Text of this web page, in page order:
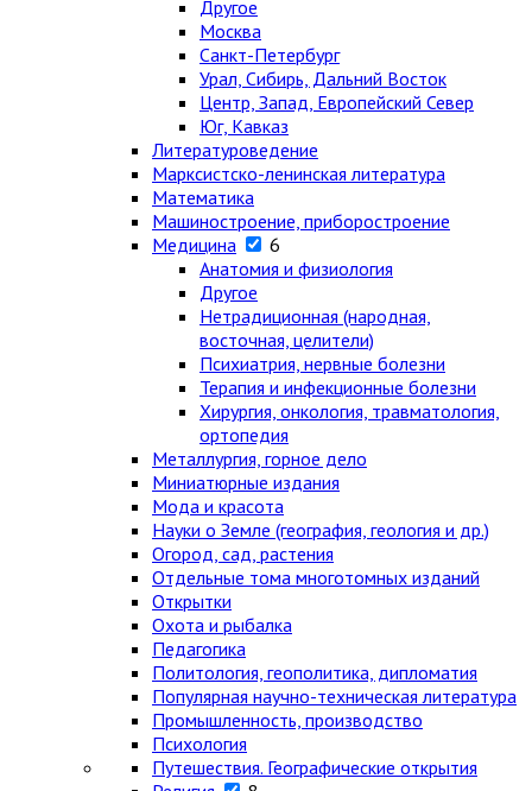
Другое
Москва
Санкт-Петербург
Урал, Сибирь, Дальний Восток
Центр, Запад, Европейский Север
Юг, Кавказ
Литературоведение
Марксистско-ленинская литература
Математика
Машиностроение, приборостроение
Медицина
6
Анатомия и физиология
Другое
Нетрадиционная (народная,
восточная, целители)
Психиатрия, нервные болезни
Терапия и инфекционные болезни
Хирургия, онкология, травматология,
ортопедия
Металлургия, горное дело
Миниатюрные издания
Мода и красота
Науки о Земле (география, геология и др.)
Огород, сад, растения
Отдельные тома многотомных изданий
Открытки
Охота и рыбалка
Педагогика
Политология, геополитика, дипломатия
Популярная научно-техническая литература
Промышленность, производство
Психология
Путешествия. Географические открытия